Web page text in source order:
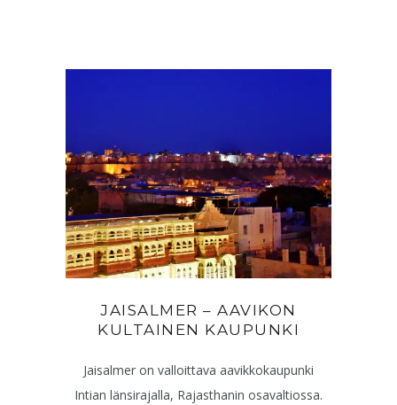
JAISALMER – AAVIKON
KULTAINEN KAUPUNKI
Jaisalmer on valloittava aavikkokaupunki
Intian länsirajalla, Rajasthanin osavaltiossa.